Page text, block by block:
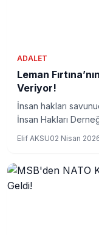
ADALET
Leman
Veriyor!
İnsan hakları
İnsan Hakları
Elif AKSU02 Nisan